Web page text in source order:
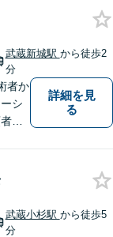
武蔵新城駅 から徒歩2
分
者か
シ
さ
産
相
ワ
詳細を見
る
武蔵小杉駅 から徒歩5
分